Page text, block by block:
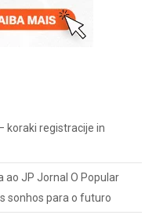
koraki registracije in
ao JP Jornal O Popular
sonhos para o futuro